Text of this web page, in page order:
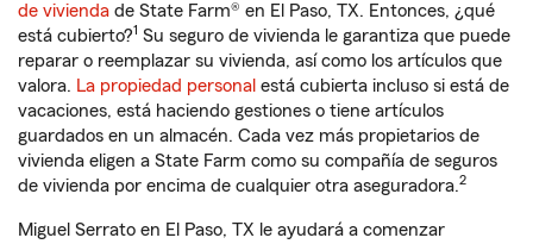
de vivienda de State Farm® en El Paso, TX. Entonces, ¿qué
está cubierto?1 Su seguro de vivienda le garantiza que puede
reparar o reemplazar su vivienda, así como los artículos que
valora. La propiedad personal está cubierta incluso si está de
vacaciones, está haciendo gestiones o tiene artículos
guardados en un almacén. Cada vez más propietarios de
vivienda eligen a State Farm como su compañía de seguros
de vivienda por encima de cualquier otra aseguradora.2
Miguel Serrato en El Paso, TX le ayudará a comenzar